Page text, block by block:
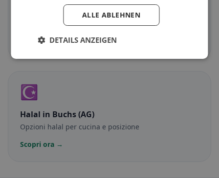
in Buchs (AG)
Opzioni senza glutine e consigli della community
Scopri ora →
☪️
Halal in Buchs (AG)
Opzioni halal per cucina e posizione
Scopri ora →
ALLE ABLEHNEN
DETAILS ANZEIGEN